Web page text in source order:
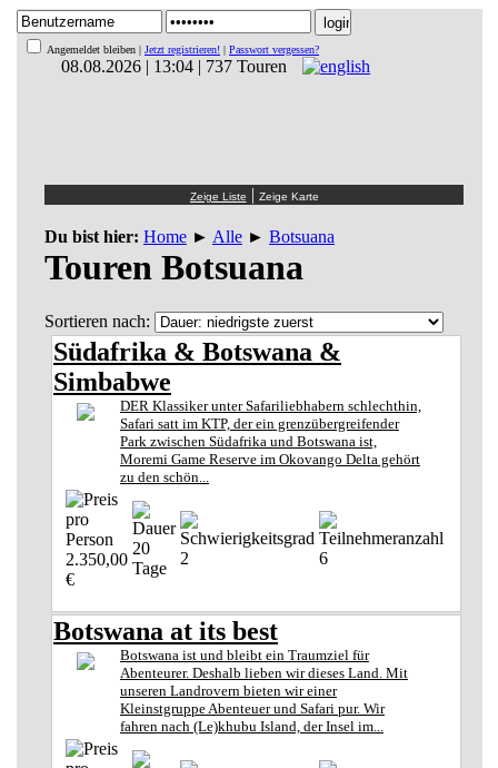
Angemeldet bleiben | Jetzt registrieren! | Passwort vergessen?
08.08.2026 | 13:04 | 737 Touren
|
Du bist hier: Home► Alle► Botsuana
Touren Botsuana
Sortieren nach:
Südafrika & Botswana &
Simbabwe
DER Klassiker unter Safariliebhabern schlechthin,
Safari satt im KTP, der ein grenzübergreifender
Park zwischen Südafrika und Botswana ist,
Moremi Game Reserve im Okovango Delta gehört
zu den schön...
2.350,00
€
20
Tage
2 6
Botswana at its best
Botswana ist und bleibt ein Traumziel für
Abenteurer. Deshalb lieben wir dieses Land. Mit
unseren Landrovern bieten wir einer
Kleinstgruppe Abenteuer und Safari pur. Wir
fahren nach (Le)khubu Island, der Insel im...